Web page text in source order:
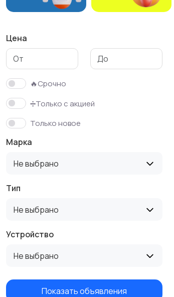
Цена
🔥Срочно
➗Только с акцией
Только новое
Марка
Не выбрано
Тип
Не выбрано
Устройство
Не выбрано
Показать объявления